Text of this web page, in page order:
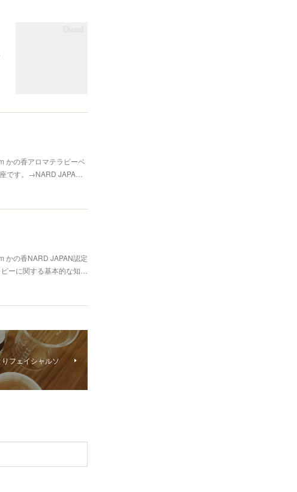
かの香アロマテラピーベ
です。→NARD JAPA…
かの香NARD JAPAN認定
ーに関する基本的な知…
フェイシャルソ